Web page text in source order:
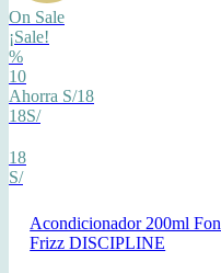
On Sale
¡Sale!
%
10
Ahorra S/18
18S/
18
S/
Acondicionador 200ml
Frizz DISCIPLINE